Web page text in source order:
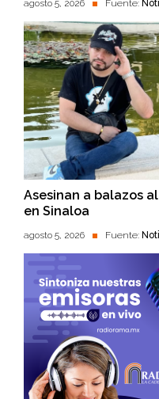
agosto 5, 2026 Fuente:
Asesinan a balazos
en Sinaloa
agosto 5, 2026 Fuente: